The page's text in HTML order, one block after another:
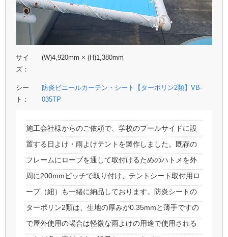
サイ
ズ：
(W)4,920mm × (H)1,380mm
シー
ト：
防炎ビニールカーテン・シート【ターポリン2類】VB-
035TP
施工会社様からのご依頼で、学校のプールサイドに設
置する日よけ・雨よけテントを製作しました。既存の
フレームにロープを通して取付けるためのハトメを外
周に200mmピッチで取り付け、テントシート取付用ロ
ープ（紐）も一緒に納品しております。防炎シートの
ターポリン2類は、生地の厚みが0.35mmと薄手ですの
で屋外使用の場合は軽微な雨よけの用途で使用される